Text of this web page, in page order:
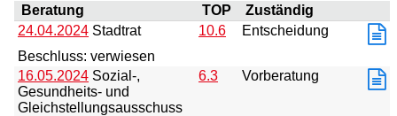
Beratung TOP
Zuständig
24.04.2024 Stadtrat 10.6
Entscheidung
Beschluss: verwiesen
16.05.2024 Sozial-,
Gesundheits- und
Gleichstellungsausschuss
6.3 Vorberatung